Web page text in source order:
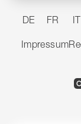
DE FR IT
Impressum